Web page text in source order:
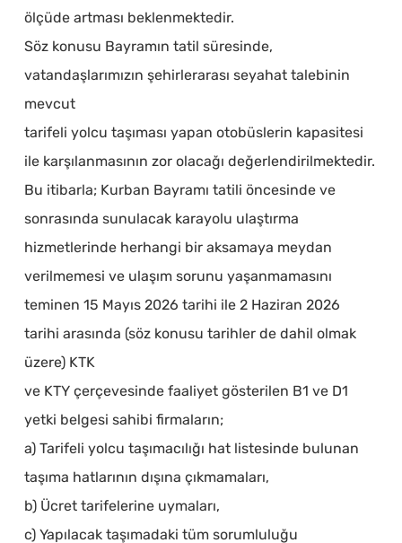
ölçüde artması beklenmektedir.
Söz konusu Bayramın tatil süresinde,
vatandaşlarımızın şehirlerarası seyahat talebinin
mevcut
tarifeli yolcu taşıması yapan otobüslerin kapasitesi
ile karşılanmasının zor olacağı değerlendirilmektedir.
Bu itibarla; Kurban Bayramı tatili öncesinde ve
sonrasında sunulacak karayolu ulaştırma
hizmetlerinde herhangi bir aksamaya meydan
verilmemesi ve ulaşım sorunu yaşanmamasını
teminen 15 Mayıs 2026 tarihi ile 2 Haziran 2026
tarihi arasında (söz konusu tarihler de dahil olmak
üzere) KTK
ve KTY çerçevesinde faaliyet gösterilen B1 ve D1
yetki belgesi sahibi firmaların;
a) Tarifeli yolcu taşımacılığı hat listesinde bulunan
taşıma hatlarının dışına çıkmamaları,
b) Ücret tarifelerine uymaları,
c) Yapılacak taşımadaki tüm sorumluluğu